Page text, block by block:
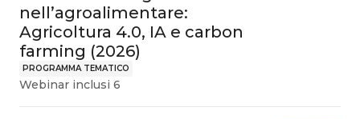
PROGRAMMA TEMATICO
nell’agroalimentare:
Agricoltura 4.0, IA e carbon
farming (2026)
Webinar inclusi 6